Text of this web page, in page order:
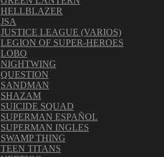
HELLBLAZER
JSA
JUSTICE LEAGUE (VARIOS)
LEGION OF SUPER-HEROES
LOBO
NIGHTWING
QUESTION
SANDMAN
SHAZAM
SUICIDE SQUAD
SUPERMAN ESPAÑOL
SUPERMAN INGLES
SWAMP THING
TEEN TITANS